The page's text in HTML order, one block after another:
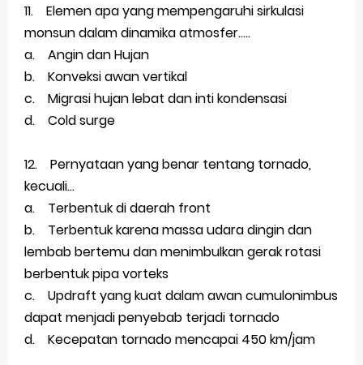
11. Elemen apa yang mempengaruhi sirkulasi
monsun dalam dinamika atmosfer.....
a. Angin dan Hujan
b. Konveksi awan vertikal
c. Migrasi hujan lebat dan inti kondensasi
d. Cold surge
12. Pernyataan yang benar tentang tornado,
kecuali...
a. Terbentuk di daerah front
b. Terbentuk karena massa udara dingin dan
lembab bertemu dan menimbulkan gerak rotasi
berbentuk pipa vorteks
c. Updraft yang kuat dalam awan cumulonimbus
dapat menjadi penyebab terjadi tornado
d. Kecepatan tornado mencapai 450 km/jam